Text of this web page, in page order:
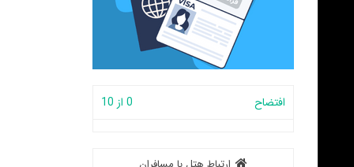
افتضاح 0 از 10